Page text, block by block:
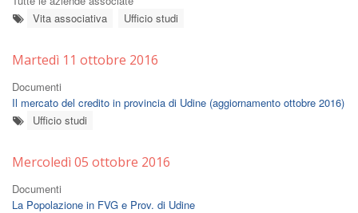
Vita associativa
Ufficio studi
Martedì 11 ottobre 2016
Documenti
Il mercato del credito in provincia di Udine (aggiornamento ottobre 2016)
Ufficio studi
Mercoledì 05 ottobre 2016
Documenti
La Popolazione in FVG e Prov. di Udine